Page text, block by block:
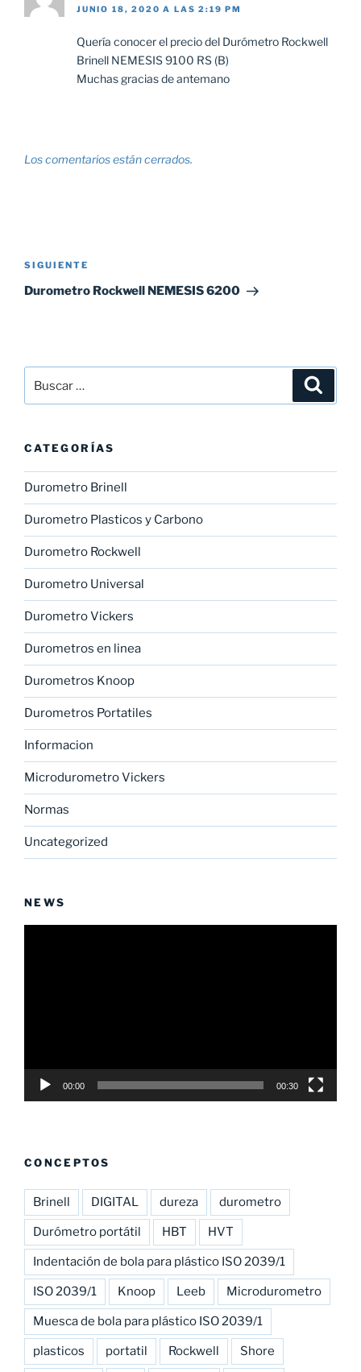
JUNIO 18, 2020 A LAS 2:19 PM
Quería conocer el precio del Durómetro Rockwell
Brinell NEMESIS 9100 RS (B)
Muchas gracias de antemano
Los comentarios están cerrados.
de
entradas
Siguiente
entrada
SIGUIENTE
Durometro Rockwell NEMESIS 6200
por:
CATEGORÍAS
Durometro Brinell
Durometro Plasticos y Carbono
Durometro Rockwell
Durometro Universal
Durometro Vickers
Durometros en linea
Durometros Knoop
Durometros Portatiles
Informacion
Microdurometro Vickers
Normas
Uncategorized
NEWS
00:00 00:30
CONCEPTOS
Brinell DIGITAL dureza durometro
Durómetro portátil HBT HVT
Indentación de bola para plástico ISO 2039/1
ISO 2039/1 Knoop Leeb Microdurometro
Muesca de bola para plástico ISO 2039/1
plasticos portatil Rockwell Shore